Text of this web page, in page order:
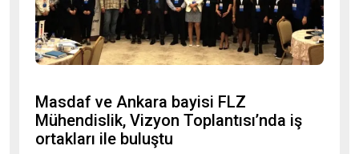
Masdaf ve Ankara bayisi FLZ
Mühendislik, Vizyon Toplantısı’nda iş
ortakları ile buluştu